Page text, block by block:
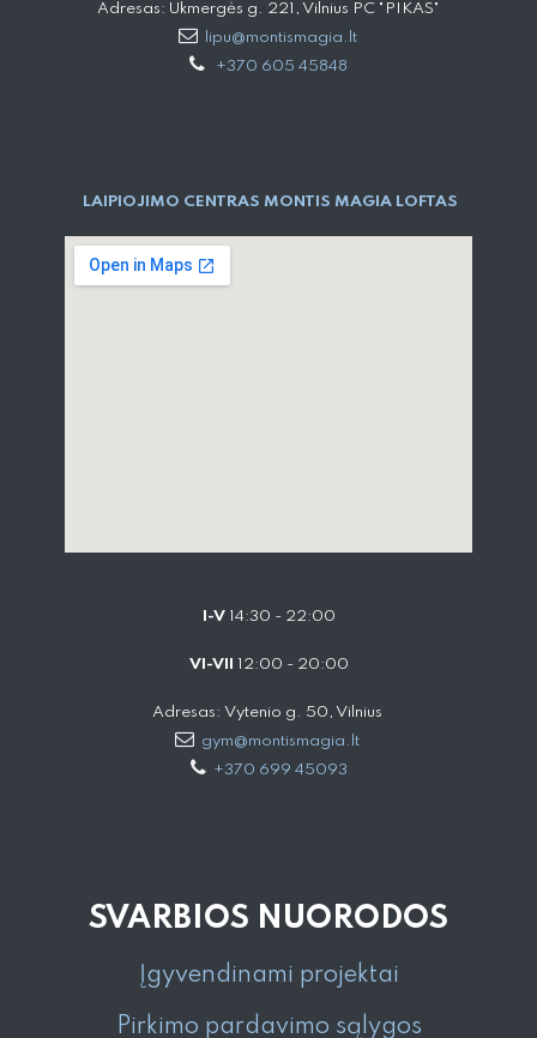
Adresas: Ukmergės g. 221, Vilnius PC "PIKAS"
lipu@montismagia.lt
+370 605 45848
LAIPIOJIMO CENTRAS MONTIS MAGIA LOFTAS
I-V14:30 - 22:00
VI-VII 12:00 - 20:00
Adresas: Vytenio g. 50, Vilnius
gym@montismagia.lt
+370 699 45093
SVARBIOS NUORODOS
Įgyvendinami projektai
Pirkimo pardavimo sąlygos